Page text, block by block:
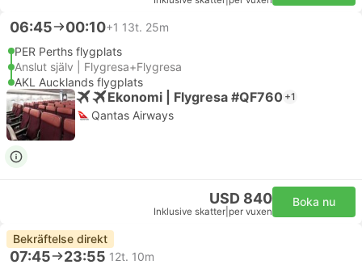
06:45 00:10+1 13t. 25m
PER Perths flygplats
Anslut själv | Flygresa+Flygresa
AKL Aucklands flygplats
Ekonomi | Flygresa #QF760 +1
Qantas Airways
USD 840
Inklusive skatter per vuxen
Boka nu
Bekräftelse direkt
07:45 23:55 12t. 10m